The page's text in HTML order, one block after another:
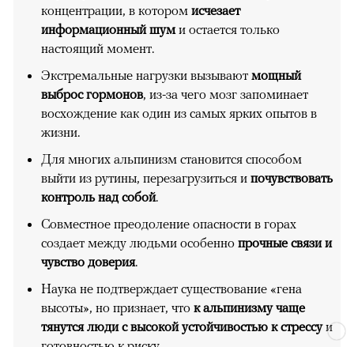
концентрации, в котором исчезает
информационный шум и остается только
настоящий момент.
Экстремальные нагрузки вызывают мощный
выброс гормонов, из-за чего мозг запоминает
восхождение как один из самых ярких опытов в
жизни.
Для многих альпинизм становится способом
выйти из рутины, перезагрузиться и почувствовать
контроль над собой.
Совместное преодоление опасности в горах
создает между людьми особенно прочные связи и
чувство доверия.
Наука не подтверждает существование «гена
высоты», но признает, что к альпинизму чаще
тянутся люди с высокой устойчивостью к стрессуи